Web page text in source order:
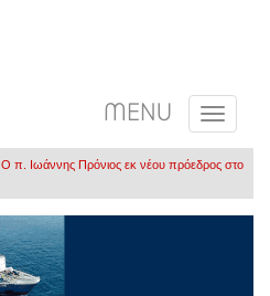
MENU
Ο π. Ιωάννης Πρόνιος εκ νέου πρόεδρος στο